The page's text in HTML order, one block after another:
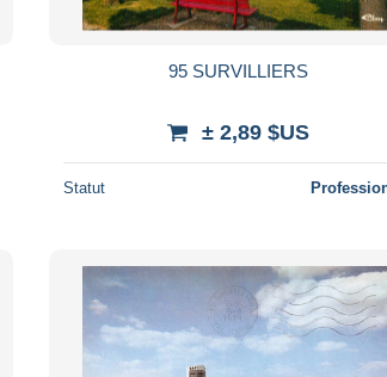
95 SURVILLIERS
± 2,89 $US
Statut